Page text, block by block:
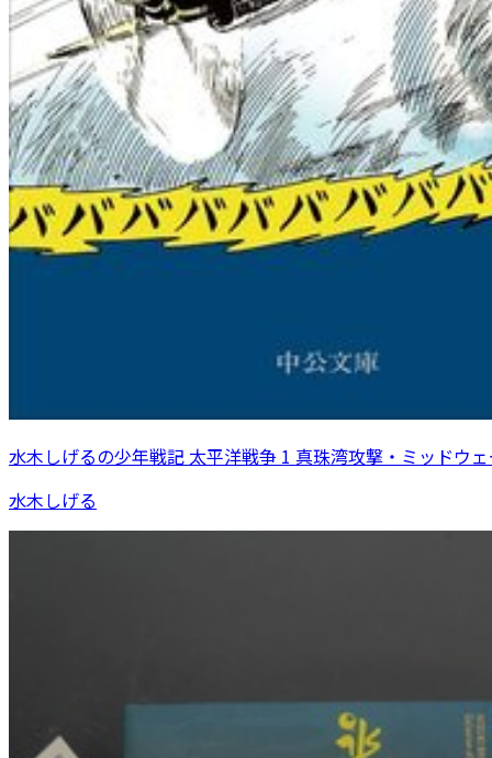
水木しげるの少年戦記 太平洋戦争 1 真珠湾攻撃・ミッドウ
水木しげる